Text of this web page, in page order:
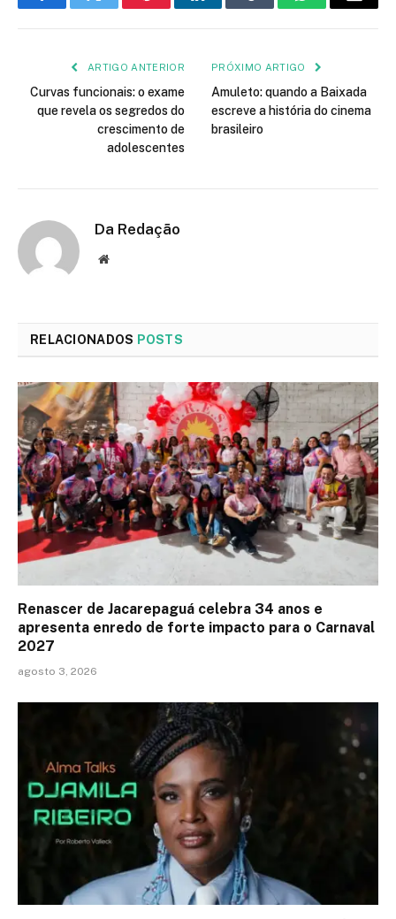
FacebookTwitter PinterestLinkedInTumblr WhatsApp
E-
ARTIGO ANTERIOR
Curvas funcionais: o exame
que revela os segredos do
crescimento de
adolescentes
PRÓXIMO ARTIGO
Amuleto: quando a Baixada
escreve a história do cinema
brasileiro
Da Redação
Site
RELACIONADOS POSTS
Renascer de Jacarepaguá celebra 34 anos e
apresenta enredo de forte impacto para o Carnaval
2027
agosto 3, 2026